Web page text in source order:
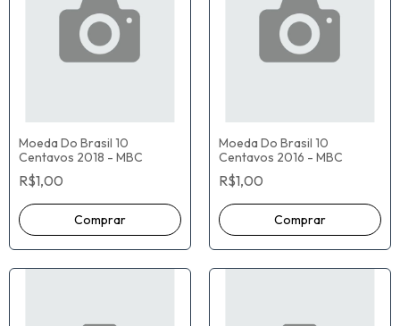
Moeda Do Brasil 10
Centavos 2018 - MBC
R$1,00
Moeda Do Brasil 10
Centavos 2016 - MBC
R$1,00